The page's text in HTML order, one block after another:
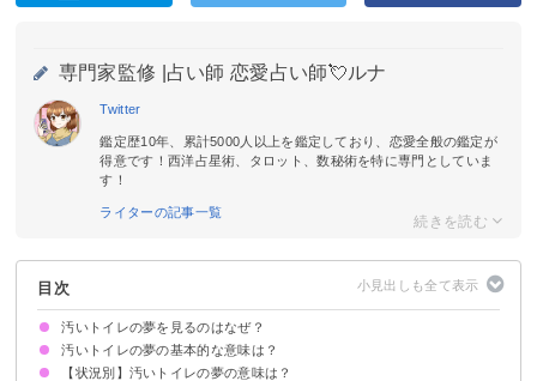
専門家監修 | 占い師 恋愛占い師💘ルナ
Twitter
鑑定歴10年、累計5000人以上を鑑定しており、恋愛全般の鑑定が
得意です！西洋占星術、タロット、数秘術を特に専門としていま
す！
ライターの記事一覧
目次
汚いトイレの夢を見るのはなぜ？
汚いトイレの夢の基本的な意味は？
運気上昇のサイン
よく見る場合は警告夢やストレスの暗示の可能性も
状況や場所で意味が決まる
【状況別】汚いトイレの夢の意味は？